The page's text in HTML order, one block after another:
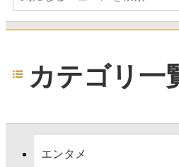
カテゴリ一
エンタメ